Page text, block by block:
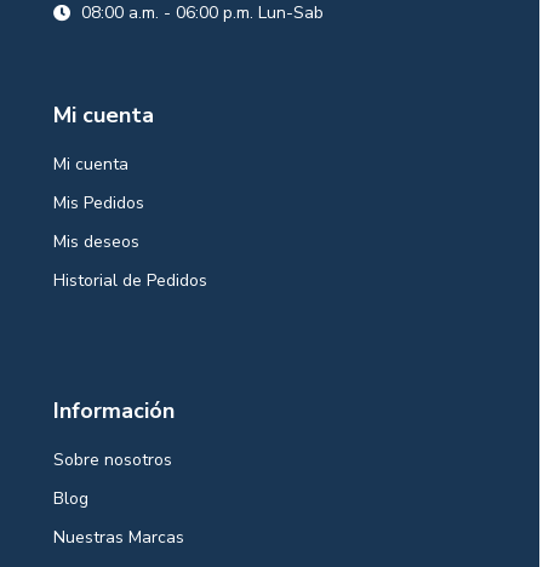
08:00 a.m. - 06:00 p.m. Lun-Sab
Mi cuenta
Mi cuenta
Mis Pedidos
Mis deseos
Historial de Pedidos
Información
Sobre nosotros
Blog
Nuestras Marcas